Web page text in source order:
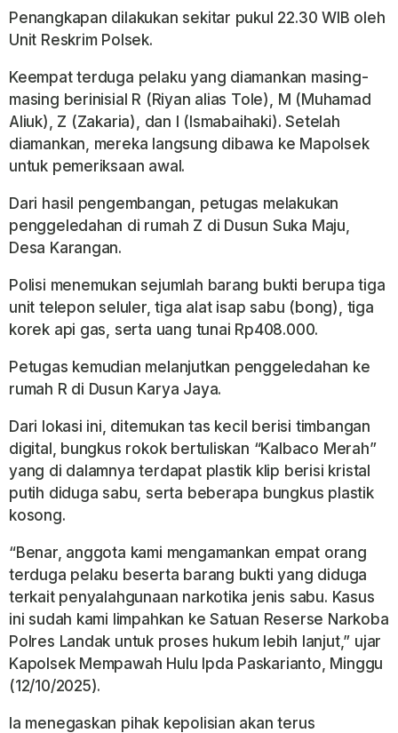
Penangkapan dilakukan sekitar pukul 22.30 WIB oleh
Unit Reskrim Polsek.
Keempat terduga pelaku yang diamankan masing-
masing berinisial R (Riyan alias Tole), M (Muhamad
Aliuk), Z (Zakaria), dan I (Ismabaihaki). Setelah
diamankan, mereka langsung dibawa ke Mapolsek
untuk pemeriksaan awal.
Dari hasil pengembangan, petugas melakukan
penggeledahan di rumah Z di Dusun Suka Maju,
Desa Karangan.
Polisi menemukan sejumlah barang bukti berupa tiga
unit telepon seluler, tiga alat isap sabu (bong), tiga
korek api gas, serta uang tunai Rp408.000.
Petugas kemudian melanjutkan penggeledahan ke
rumah R di Dusun Karya Jaya.
Dari lokasi ini, ditemukan tas kecil berisi timbangan
digital, bungkus rokok bertuliskan “Kalbaco Merah”
yang di dalamnya terdapat plastik klip berisi kristal
putih diduga sabu, serta beberapa bungkus plastik
kosong.
“Benar, anggota kami mengamankan empat orang
terduga pelaku beserta barang bukti yang diduga
terkait penyalahgunaan narkotika jenis sabu. Kasus
ini sudah kami limpahkan keSatuan Reserse Narkoba
Polres Landak untuk proses hukum lebih lanjut,” ujar
Kapolsek Mempawah Hulu Ipda Paskarianto, Minggu
(12/10/2025).
Ia menegaskan pihak kepolisian akan terus